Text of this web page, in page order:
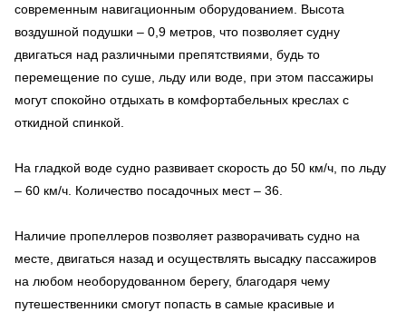
современным навигационным оборудованием. Высота
воздушной подушки – 0,9 метров, что позволяет судну
двигаться над различными препятствиями, будь то
перемещение по суше, льду или воде, при этом пассажиры
могут спокойно отдыхать в комфортабельных креслах с
откидной спинкой.
На гладкой воде судно развивает скорость до 50 км/ч, по льду
– 60 км/ч. Количество посадочных мест – 36.
Наличие пропеллеров позволяет разворачивать судно на
месте, двигаться назад и осуществлять высадку пассажиров
на любом необорудованном берегу, благодаря чему
путешественники смогут попасть в самые красивые и